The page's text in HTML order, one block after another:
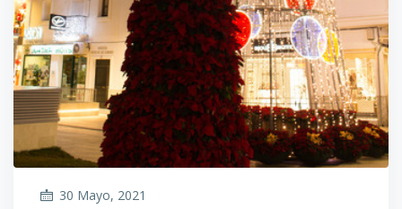
30 Mayo, 2021